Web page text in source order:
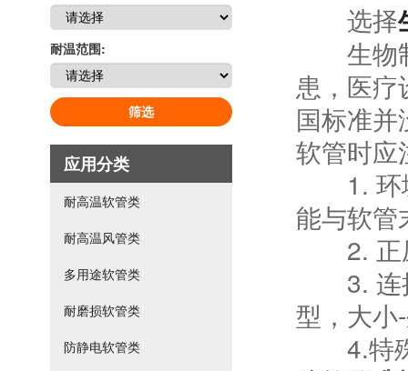
耐温范围:
筛选
应用分类
耐高温软管类
耐高温风管类
多用途软管类
耐磨损软管类
防静电软管类
选择
生物制
患，医疗
国标准
软管时应
1. 环境
能与软管
2. 正压
3. 连接
型，大小
4.特殊